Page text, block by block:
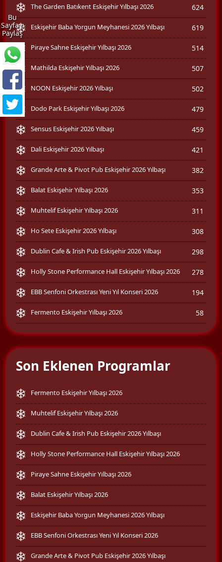
Bu
Sayfayı
Paylaş
The Garden Batıkent Eskişehir Yılbaşı 2026 624
Eskişehir Baba Yorgun Meyhanesi 2026 Yılbaşı 619
Piraye Sahne Eskişehir Yılbaşı 2026 514
Mathilda Eskişehir Yılbaşı 2026 507
NOON Eskişehir 2026 Yılbaşı 502
Dodo Park Eskişehir Yılbaşı 2026 479
Sensus Eskişehir 2026 Yılbaşı 459
Dali Eskişehir 2026 Yılbaşı 421
Grande Arte & Pivot Pub Eskişehir 2026 Yılbaşı 382
Balat Eskişehir Yılbaşı 2026 353
Muhtelif Eskişehir Yılbaşı 2026 311
Ho Sete Eskişehir 2026 Yılbaşı 308
Dublin Cafe & Irish Pub Eskişehir 2026 Yılbaşı 298
Holly Stone Performance Hall Eskişehir Yılbaşı 2026 278
EBB Senfoni Orkestrası Yeni Yıl Konseri 2026 194
Fermento Eskişehir Yılbaşı 2026 58
Son Eklenen Programlar
Fermento Eskişehir Yılbaşı 2026
Muhtelif Eskişehir Yılbaşı 2026
Dublin Cafe & Irish Pub Eskişehir 2026 Yılbaşı
Holly Stone Performance Hall Eskişehir Yılbaşı 2026
Piraye Sahne Eskişehir Yılbaşı 2026
Balat Eskişehir Yılbaşı 2026
Eskişehir Baba Yorgun Meyhanesi 2026 Yılbaşı
EBB Senfoni Orkestrası Yeni Yıl Konseri 2026
Grande Arte & Pivot Pub Eskişehir 2026 Yılbaşı